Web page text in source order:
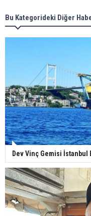
Bu Kategorideki Diğer
Dev Vinç Gemisi İstanbul